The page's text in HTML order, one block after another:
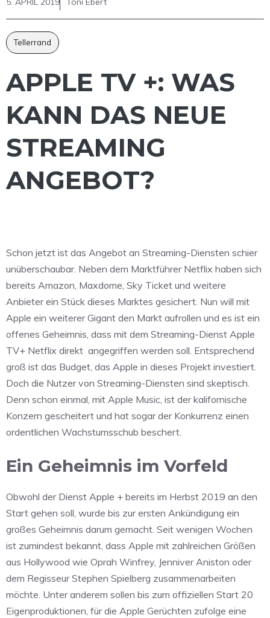
Tellerrand
APPLE TV +: WAS
KANN DAS NEUE
STREAMING
ANGEBOT?
Schon jetzt ist das Angebot an Streaming-Diensten schier
unüberschaubar. Neben dem Marktführer Netflix haben sich
bereits Amazon, Maxdome, Sky Ticket und weitere
Anbieter ein Stück dieses Marktes gesichert. Nun will mit
Apple ein weiterer Gigant den Markt aufrollen und es ist ein
offenes Geheimnis, dass mit dem Streaming-Dienst Apple
TV+ Netflix direkt angegriffen werden soll. Entsprechend
groß ist das Budget, das Apple in dieses Projekt investiert.
Doch die Nutzer von Streaming-Diensten sind skeptisch.
Denn schon einmal, mit Apple Music, ist der kalifornische
Konzern gescheitert und hat sogar der Konkurrenz einen
ordentlichen Wachstumsschub beschert.
Ein Geheimnis im Vorfeld
Obwohl der Dienst Apple + bereits im Herbst 2019 an den
Start gehen soll, wurde bis zur ersten Ankündigung ein
großes Geheimnis darum gemacht. Seit wenigen Wochen
ist zumindest bekannt, dass Apple mit zahlreichen Größen
aus Hollywood wie Oprah Winfrey, Jenniver Aniston oder
dem Regisseur Stephen Spielberg zusammenarbeiten
möchte. Unter anderem sollen bis zum offiziellen Start 20
Eigenproduktionen, für die Apple Gerüchten zufolge eine